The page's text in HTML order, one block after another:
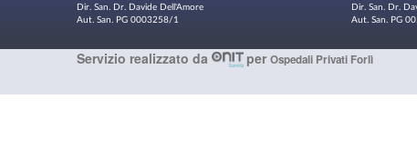
Dir. San. Dr. Davide Dell'Amore
Aut. San. PG 0003258/1
Dir. San. Dr.
Aut. San. PG
Servizio realizzato da per Ospedali Privati Forlì